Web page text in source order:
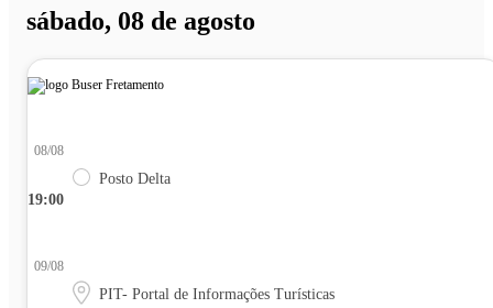
sábado, 08 de agosto
19:00
08/08
Posto Delta
09/08
PIT- Portal de Informações Turísticas